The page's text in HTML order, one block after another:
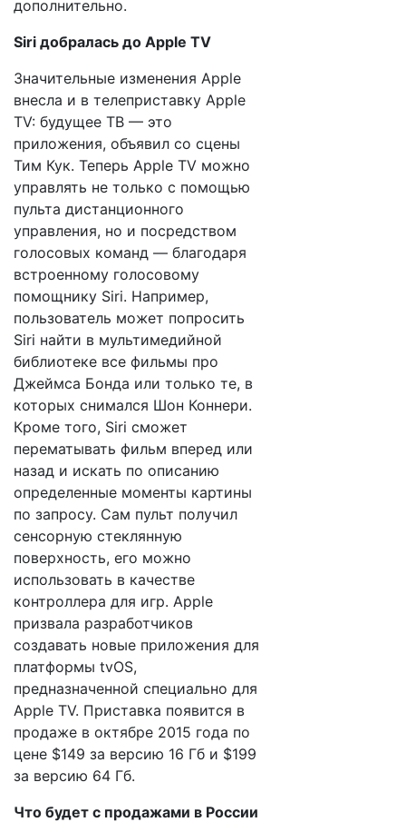
дополнительно.
Siri добралась до Apple TV
Значительные изменения Apple
внесла и в телеприставку Apple
TV: будущее ТВ — это
приложения, объявил со сцены
Тим Кук. Теперь Apple TV можно
управлять не только с помощью
пульта дистанционного
управления, но и посредством
голосовых команд — благодаря
встроенному голосовому
помощнику Siri. Например,
пользователь может попросить
Siri найти в мультимедийной
библиотеке все фильмы про
Джеймса Бонда или только те, в
которых снимался Шон Коннери.
Кроме того, Siri сможет
перематывать фильм вперед или
назад и искать по описанию
определенные моменты картины
по запросу. Сам пульт получил
сенсорную стеклянную
поверхность, его можно
использовать в качестве
контроллера для игр. Apple
призвала разработчиков
создавать новые приложения для
платформы tvOS,
предназначенной специально для
Apple TV. Приставка появится в
продаже в октябре 2015 года по
цене $149 за версию 16 Гб и $199
за версию 64 Гб.
Что будет с продажами в России